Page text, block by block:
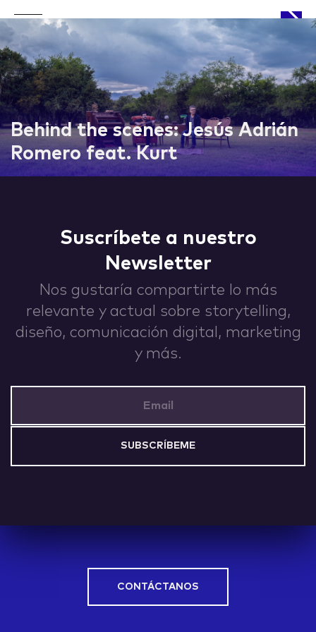
Behind the scenes: Jesús Adrián
Romero feat. Kurt
Suscríbete a nuestro
Newsletter
Nos gustaría compartirte lo más
relevante y actual sobre storytelling,
diseño, comunicación digital, marketing
y más.
CONTÁCTANOS
APPROACH
WORKS
CONTACT